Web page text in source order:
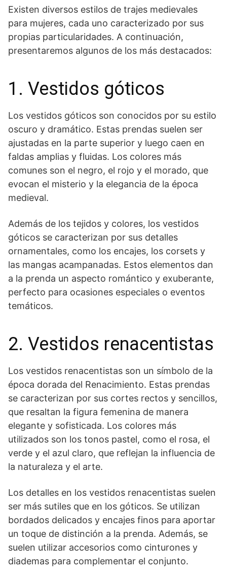
Existen diversos estilos de trajes medievales⁤
para mujeres, cada‌ uno caracterizado por sus
propias particularidades. A continuación,
presentaremos ‌algunos de los más destacados:
1. Vestidos góticos
Los vestidos góticos son conocidos por su estilo
oscuro y ⁣dramático. Estas prendas suelen ser
ajustadas ⁢en la parte superior y luego caen en⁤
faldas ⁣amplias ⁣y ​fluidas. Los colores más
comunes son el negro, ​el rojo⁣ y el morado, que
evocan ‍el misterio y‌ la elegancia de ​la época
medieval.
Además‍ de los tejidos y colores,⁤ los vestidos
góticos se caracterizan por ​sus⁤ detalles
ornamentales, como los encajes, los corsets y
las mangas acampanadas. Estos elementos dan
a⁣ la prenda un aspecto romántico y exuberante,
perfecto para⁤ ocasiones especiales o eventos
temáticos.
2. ⁢Vestidos renacentistas
Los vestidos renacentistas son un símbolo de la
época dorada del Renacimiento.⁤ Estas‍ prendas
se caracterizan por sus‍ cortes⁤ rectos y sencillos,
que resaltan la figura femenina de manera
⁤elegante y sofisticada. Los colores más
utilizados son los ⁣tonos pastel, como el rosa, el
verde⁢ y el azul⁤ claro, que reflejan la influencia de
la naturaleza ‍y el ⁤arte.
Los detalles en los vestidos renacentistas ⁢suelen
ser más sutiles que en los góticos.‍ Se utilizan
bordados delicados y encajes finos para aportar
un⁢ toque de distinción a la prenda.⁤ Además, se
suelen utilizar accesorios como ⁣cinturones y
diademas para complementar el conjunto.